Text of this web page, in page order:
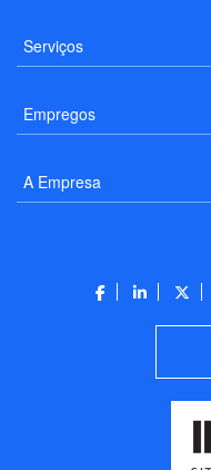
Serviços
Empregos
A Empresa